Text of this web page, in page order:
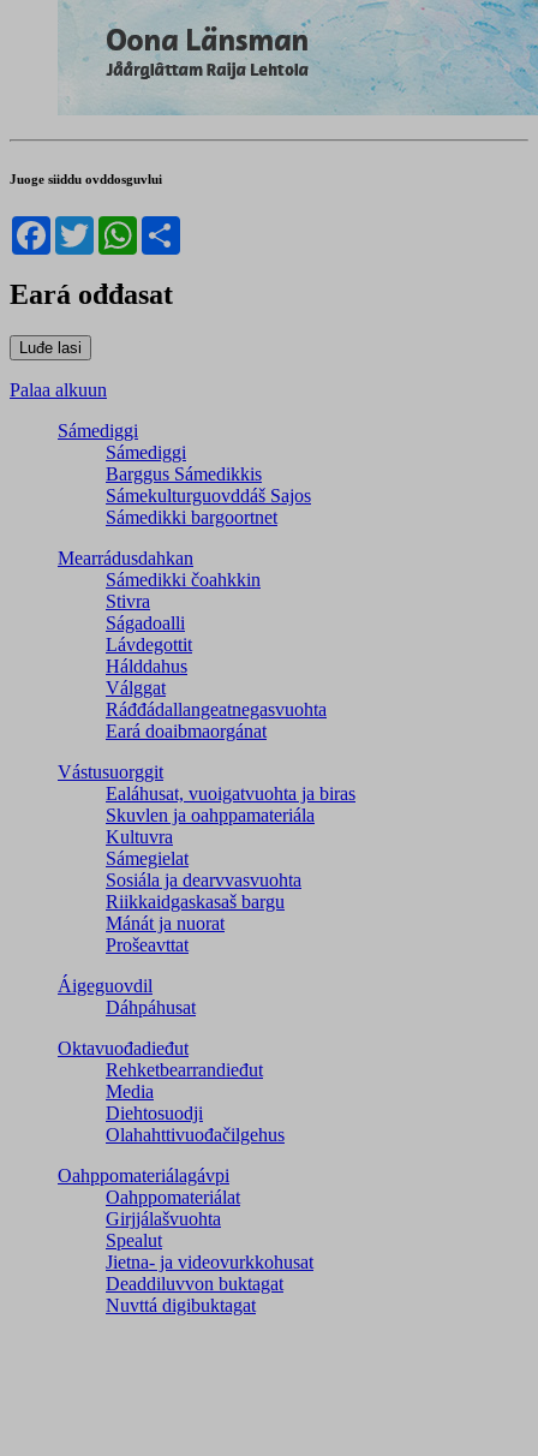
Juoge siiddu ovddosguvlui
Facebook
TwitterWhatsApp
Eará ođđasat
Palaa alkuun
Sámediggi
Sámediggi
Barggus Sámedikkis
Sámekulturguovddáš Sajos
Sámedikki bargoortnet
Mearrádusdahkan
Sámedikki čoahkkin
Stivra
Ságadoalli
Lávdegottit
Hálddahus
Válggat
Ráđđádallangeatnegas­vuohta
Eará doaibmaorgánat
Vástusuorggit
Ealáhusat, vuoigatvuohta ja biras
Skuvlen ja oahppamateriála
Kultuvra
Sámegielat
Sosiála ja dearvvasvuohta
Riikkaidgaskasaš bargu
Mánát ja nuorat
Prošeavttat
Áigeguovdil
Dáhpáhusat
Oktavuođadieđut
Rehketbearrandieđut
Media
Diehtosuodji
Olahahttivuođačilgehus
Oahppomateriálagávpi
Oahppomateriálat
Girjjálašvuohta
Spealut
Jietna- ja videovurkkohusat
Deaddiluvvon buktagat
Nuvttá digibuktagat